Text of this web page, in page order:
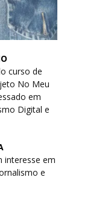
curso de
No Meu
em
Digital e
interesse em
e